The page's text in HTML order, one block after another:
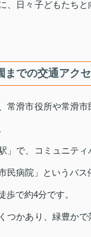
、日々子どもたちと
までの交通アク
常滑市役所や常滑
」で、コミュニテ
民病院」というバス
歩で約4分です。
つかあり、緑豊かで